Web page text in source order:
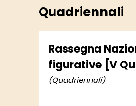
Quadriennali
Rassegna
figurative [V
(Quadriennali)